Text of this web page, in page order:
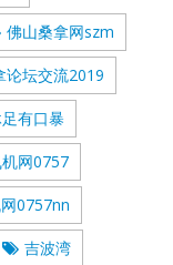
佛山桑拿网szm
论坛交流2019
有口暴
网0757
0757nn
吉波湾